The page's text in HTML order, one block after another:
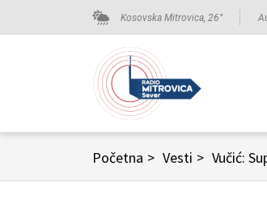
Kosovska Mitrovica, 26°
Početna > Vesti >